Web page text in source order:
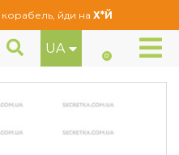
корабель, йди на Х*Й
UA 0